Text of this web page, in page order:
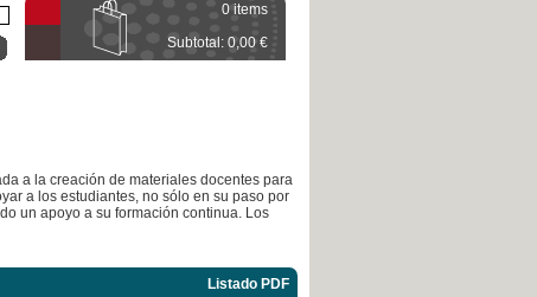
0 items
Subtotal: 0,00 €
a la creación de materiales docentes para
a los estudiantes, no sólo en su paso por
un apoyo a su formación continua. Los
Listado PDF